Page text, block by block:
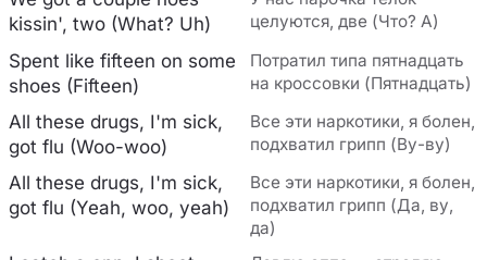
kissin', two (What? Uh)
целуются, две (Что? А)
Spent like fifteen on some
shoes (Fifteen)
Потратил типа пятнадцать
на кроссовки (Пятнадцать)
All these drugs, I'm sick,
got flu (Woo-woo)
Все эти наркотики, я болен,
подхватил грипп (Ву-ву)
All these drugs, I'm sick,
got flu (Yeah, woo, yeah)
Все эти наркотики, я болен,
подхватил грипп (Да, ву,
да)